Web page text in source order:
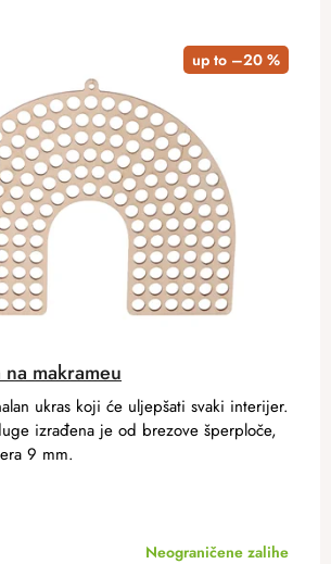
up to –20 %
makrameu
Neograničene zalihe
ukras koji će uljepšati svaki interijer.
izrađena je od brezove šperploče,
9 mm.